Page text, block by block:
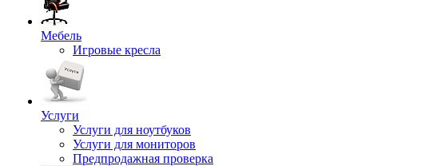
Мебель
Игровые кресла
Услуги
Услуги для ноутбуков
Услуги для мониторов
Предпродажная проверка